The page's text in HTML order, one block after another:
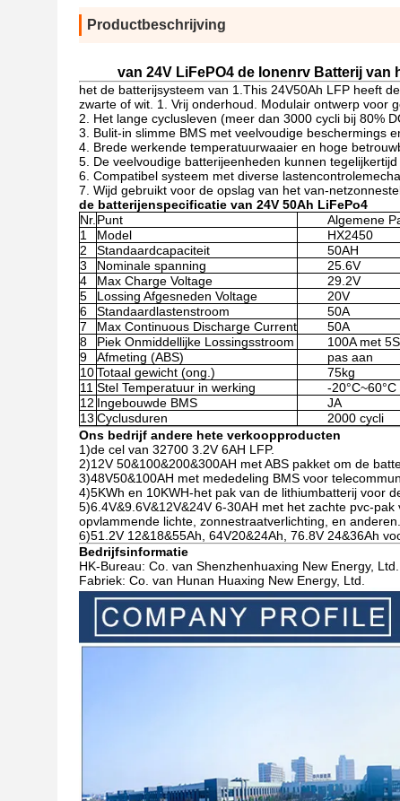
Productbeschrijving
van 24V LiFePO4 de Ionenrv Batterij
het de batterijsysteem van 1.This 24V50Ah LFP heeft
zwarte of wit. 1. Vrij onderhoud. Modulair ontwerp voor
2. Het lange cyclusleven (meer dan 3000 cycli bij 80%
3. Bulit-in slimme BMS met veelvoudige beschermings
4. Brede werkende temperatuurwaaier en hoge
5. De veelvoudige batterijeenheden kunnen
6. Compatibel systeem met diverse
7. Wijd gebruikt voor de opslag van het van-
de batterijenspecificatie van 24V 50Ah LiFePo4
Nr. Punt
Algemene
1
Model
HX2450
2
Standaardcapaciteit
50AH
3
Nominale spanning
25.6V
4
Max Charge Voltage
29.2V
5
Lossing Afgesneden Voltage
20V
6
Standaardlastenstroom
50A
7
Max Continuous Discharge Current
50A
8
Piek Onmiddellijke Lossingsstroom
100A met 5S
9
Afmeting (ABS)
pas aan
10Totaal gewicht (ong.)
75kg
11 Stel Temperatuur in werking
-20°C~60°C
12 Ingebouwde BMS
JA
13 Cyclusduren
2000 cycli
Ons bedrijf andere hete verkoopproducten
1)de cel van 32700 3.2V 6AH LFP.
2)12V 50&100&200&300AH met ABS pakket om de
3)48V50&100AH met mededeling BMS voor
4)5KWh en 10KWH-het pak van de lithiumbatterij voor
5)6.4V&9.6V&12V&24V 6-30AH met het zachte pvc-
opvlammende lichte, zonnestraatverlichting, en anderen.
6)51.2V 12&18&55Ah, 64V20&24Ah, 76.8V 24&36Ah
Bedrijfsinformatie
HK-Bureau: Co. van Shenzhenhuaxing New Energy, Ltd.
Fabriek: Co. van Hunan Huaxing New Energy, Ltd.